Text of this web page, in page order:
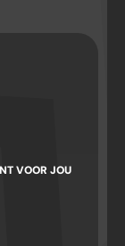
VOOR JOU